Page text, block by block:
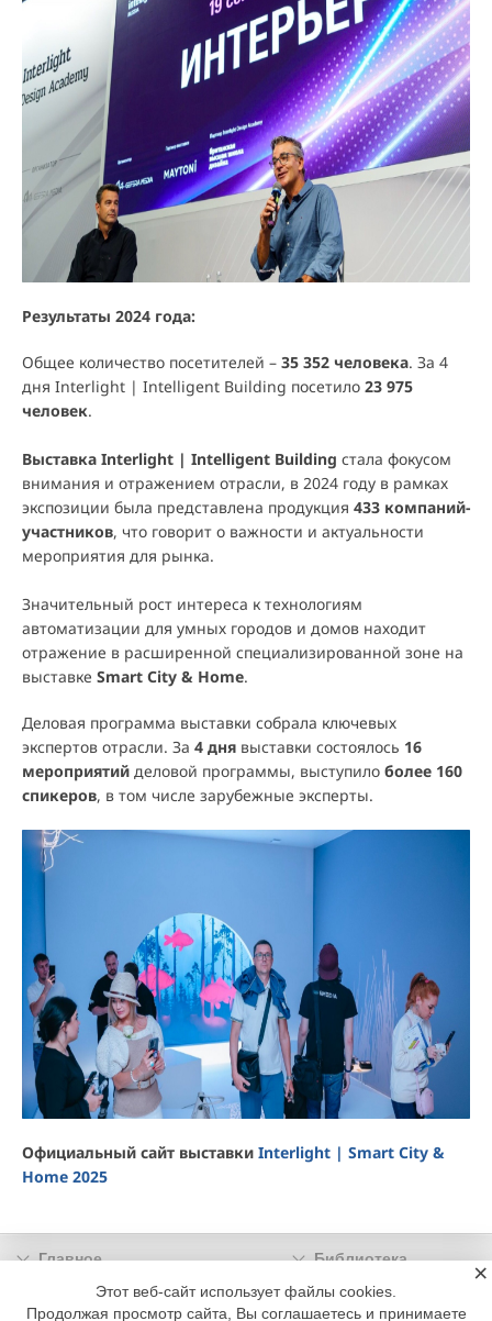
Результаты 2024 года:
Общее количество посетителей – 35 352 человека. За 4
дня Interlight | Intelligent Building посетило 23 975
человек.
Выставка Interlight | Intelligent Building стала фокусом
внимания и отражением отрасли, в 2024 году в рамках
экспозиции была представлена продукция 433 компаний-
участников, что говорит о важности и актуальности
мероприятия для рынка.
Значительный рост интереса к технологиям
автоматизации для умных городов и домов находит
отражение в расширенной специализированной зоне на
выставке Smart City & Home.
Деловая программа выставки собрала ключевых
экспертов отрасли. За 4 дня выставки состоялось 16
мероприятий деловой программы, выступило более 160
спикеров, в том числе зарубежные эксперты.
Официальный сайт выставки Interlight | Smart City &
Home 2025
Главное
Библиотека
Подписка
Реклама
Этот веб-сайт использует файлы cookies.
Продолжая просмотр сайта, Вы соглашаетесь и принимаете
×